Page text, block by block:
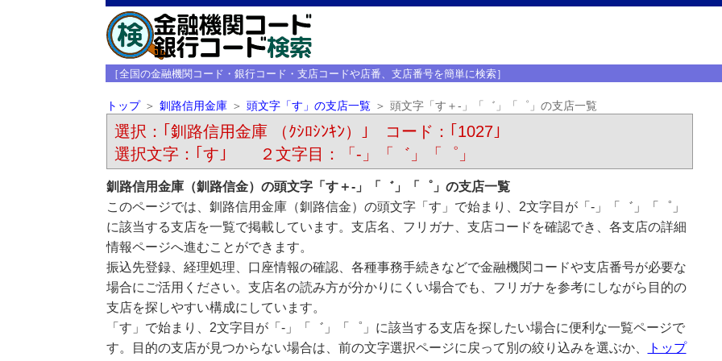
［全国の金融機関コード・銀行コード・支店コードや店番、支店番号を簡単に検索］
トップ 釧路信用金庫 頭文字「す」の支店一覧 頭文字「す＋-」「゛」「゜」の支店一覧
選択：｢釧路信用金庫 （ｸｼﾛｼﾝｷﾝ）｣ コード：｢1027｣
選択文字：｢す｣ ２文字目：「-」「゛」「゜」
釧路信用金庫（釧路信金）の頭文字「す＋-」「゛」「゜」の支店一覧
このページでは、釧路信用金庫（釧路信金）の頭文字「す」で始まり、2文字目が「-」「゛」「゜」
に該当する支店を一覧で掲載しています。支店名、フリガナ、支店コードを確認でき、各支店の詳細
情報ページへ進むことができます。
振込先登録、経理処理、口座情報の確認、各種事務手続きなどで金融機関コードや支店番号が必要な
場合にご活用ください。支店名の読み方が分かりにくい場合でも、フリガナを参考にしながら目的の
支店を探しやすい構成にしています。
「す」で始まり、2文字目が「-」「゛」「゜」に該当する支店を探したい場合に便利な一覧ページで
す。目的の支店が見つからない場合は、前の文字選択ページに戻って別の絞り込みを選ぶか、
トップ